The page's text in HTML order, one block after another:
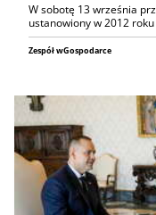
W sobotę 13 września
ustanowiony w 2012
Zespół wGospodarce